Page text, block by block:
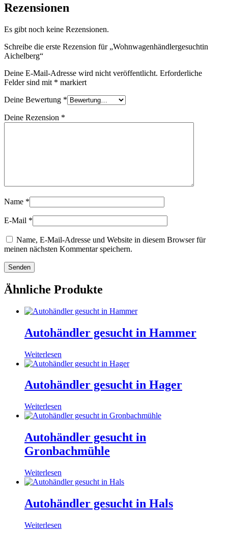
Rezensionen
Es gibt noch keine Rezensionen.
Schreibe die erste Rezension für „Wohnwagenhändlergesuchtin
Aichelberg“
Deine E-Mail-Adresse wird nicht veröffentlicht. Erforderliche
Felder sind mit * markiert
Deine Bewertung *
Deine Rezension *
Name *
E-Mail *
Name, E-Mail-Adresse und Website in diesem Browser für
meinen nächsten Kommentar speichern.
Ähnliche Produkte
Autohändler gesucht in Hammer
Weiterlesen
Autohändler gesucht in Hager
Weiterlesen
Autohändler gesucht in
Gronbachmühle
Weiterlesen
Autohändler gesucht in Hals
Weiterlesen